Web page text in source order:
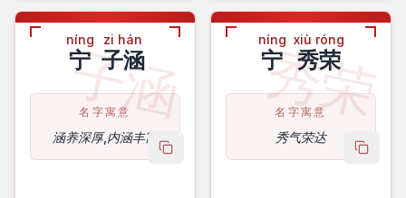
子涵
níng
宁
zi hán
子涵
名字寓意
涵养深厚,内涵丰富
copy name
秀荣
níng
宁
xiù róng
秀荣
名字寓意
秀气荣达
copy